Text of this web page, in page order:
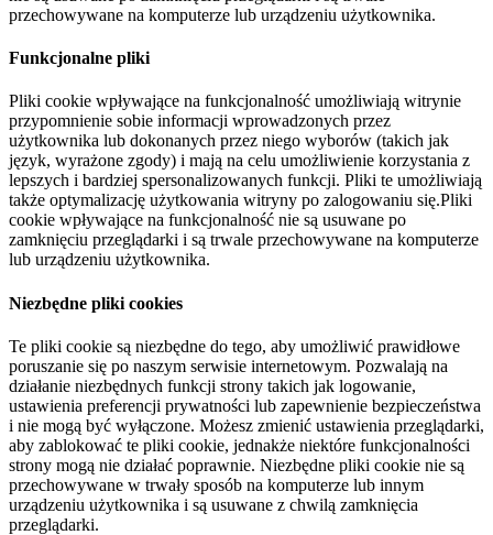
przechowywane na komputerze lub urządzeniu użytkownika.
Funkcjonalne pliki
Pliki cookie wpływające na funkcjonalność umożliwiają witrynie
przypomnienie sobie informacji wprowadzonych przez
użytkownika lub dokonanych przez niego wyborów (takich jak
język, wyrażone zgody) i mają na celu umożliwienie korzystania z
lepszych i bardziej spersonalizowanych funkcji. Pliki te umożliwiają
także optymalizację użytkowania witryny po zalogowaniu się.Pliki
cookie wpływające na funkcjonalność nie są usuwane po
zamknięciu przeglądarki i są trwale przechowywane na komputerze
lub urządzeniu użytkownika.
Niezbędne pliki cookies
Te pliki cookie są niezbędne do tego, aby umożliwić prawidłowe
poruszanie się po naszym serwisie internetowym. Pozwalają na
działanie niezbędnych funkcji strony takich jak logowanie,
ustawienia preferencji prywatności lub zapewnienie bezpieczeństwa
i nie mogą być wyłączone. Możesz zmienić ustawienia przeglądarki,
aby zablokować te pliki cookie, jednakże niektóre funkcjonalności
strony mogą nie działać poprawnie. Niezbędne pliki cookie nie są
przechowywane w trwały sposób na komputerze lub innym
urządzeniu użytkownika i są usuwane z chwilą zamknięcia
przeglądarki.